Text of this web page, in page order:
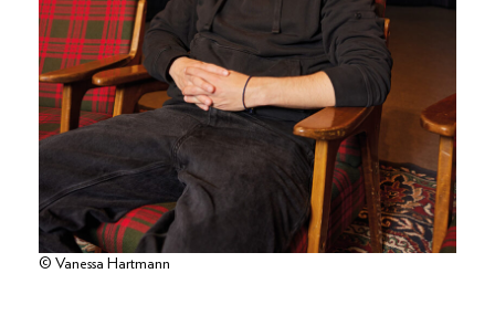
© Vanessa Hartmann